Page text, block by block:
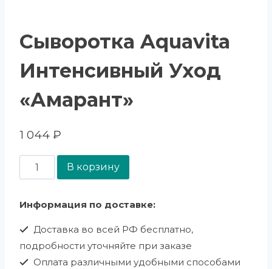
Сыворотка Aquavita
Интенсивный Уход
«Амарант»
1 044 ₽
В корзину
Информация по доставке:
Доставка во всей РФ бесплатно,
подробности уточняйте при заказе
Оплата различными удобными способами